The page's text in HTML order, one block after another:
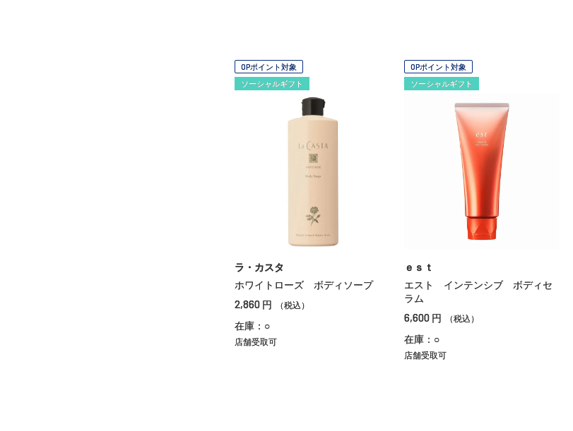
OPポイント対象
ソーシャルギフト
ラ・カスタ
ホワイトローズ ボディソープ
2,860 円 （税込）
在庫：○
店舗受取可
OPポイント対象
ソーシャルギフト
ｅｓｔ
エスト インテンシブ ボディセ
ラム
6,600 円 （税込）
在庫：○
店舗受取可